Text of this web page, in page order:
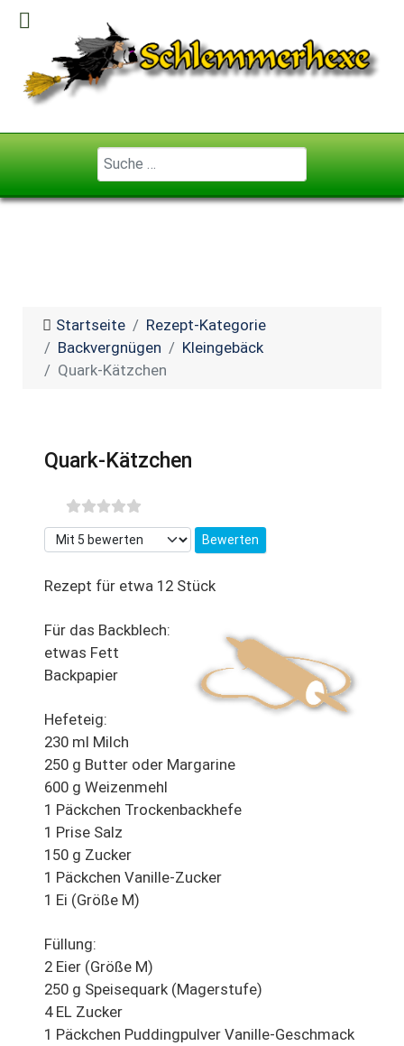
Geben Sie ...
Startseite
Rezept-Kategorie
Backvergnügen
Kleingebäck
Quark-Kätzchen
Quark-Kätzchen
Bitte bewerten
Rezept für etwa 12 Stück
Für das Backblech:
etwas Fett
Backpapier
Hefeteig:
230 ml Milch
250 g Butter oder Margarine
600 g Weizenmehl
1 Päckchen Trockenbackhefe
1 Prise Salz
150 g Zucker
1 Päckchen Vanille-Zucker
1 Ei (Größe M)
Füllung:
2 Eier (Größe M)
250 g Speisequark (Magerstufe)
4 EL Zucker
1 Päckchen Puddingpulver Vanille-Geschmack